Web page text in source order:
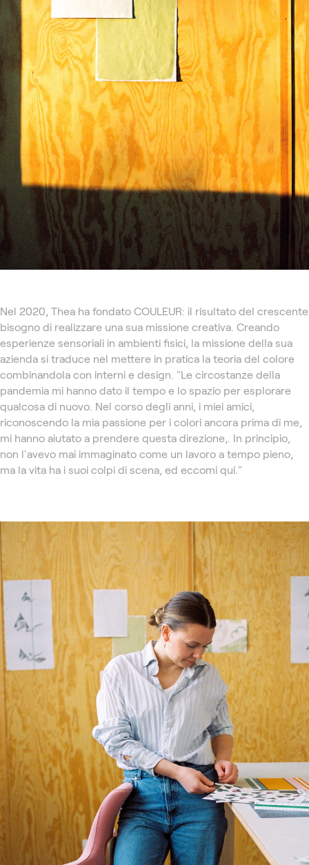
Nel 2020, Thea ha fondato COULEUR: il risultato del crescente
bisogno di realizzare una sua missione creativa. Creando
esperienze sensoriali in ambienti fisici, la missione della sua
azienda si traduce nel mettere in pratica la teoria del colore
combinandola con interni e design. "Le circostanze della
pandemia mi hanno dato il tempo e lo spazio per esplorare
qualcosa di nuovo. Nel corso degli anni, i miei amici,
riconoscendo la mia passione per i colori ancora prima di me,
mi hanno aiutato a prendere questa direzione,. In principio,
non l'avevo mai immaginato come un lavoro a tempo pieno,
ma la vita ha i suoi colpi di scena, ed eccomi qui."